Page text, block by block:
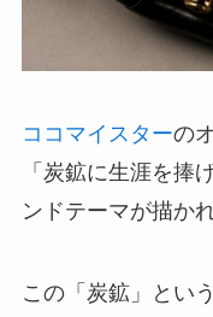
ココマイスターの
「炭鉱に生涯を捧
ンドテーマが描か
この「炭鉱」とい